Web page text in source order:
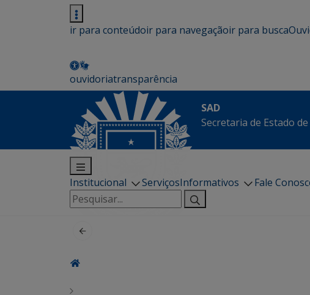
ir para conteúdoir para navegaçãoir para busca
ouvidoriatransparência
SAD
Secretaria de Estado
Institucional ServiçosInformativos Fale
Pesquisar
por: